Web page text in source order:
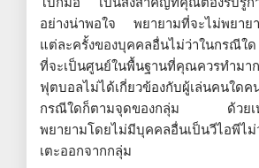
อย่างน่าพอใจ พยายามที่จะไม่พยาย
แต่ละครั้งของบุคคลอื่นไม่ว่าในกรณีใ
ที่จะเป็นศูนย์ในพื้นฐานที่คุณควรทำ
ฟุตบอลไม่ได้เกี่ยวข้องกับผู้เล่นคนใดค
กรณีใดก็ตามจุดของกลุ่ม ด้วยเห
พยายามโดยไม่มีบุคคลอื่นเป็นวีไอพีไ
เตะออกจากกลุ่ม